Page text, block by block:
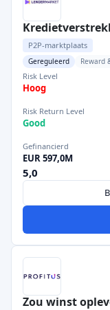
P2P-marktplaats
Gereguleerd Reward
Risk Level
Hoog
Risk Return Level
Good
Gefinancierd
EUR 597,0M
5,0
Zou winst